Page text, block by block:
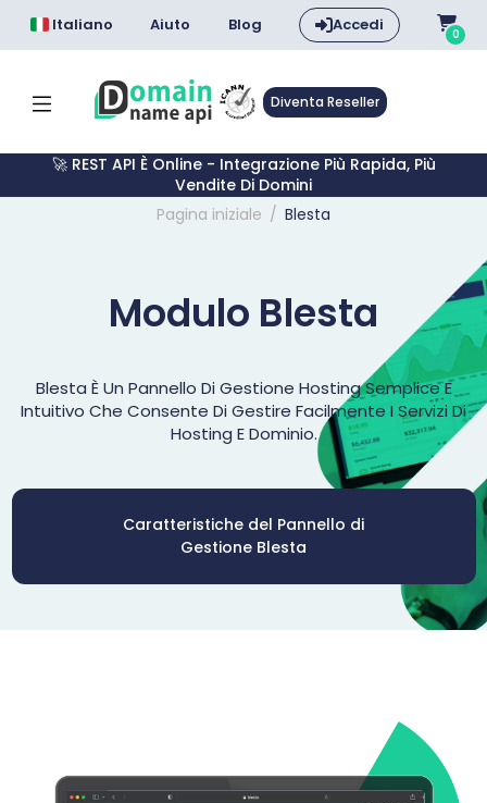
Italiano Aiuto Blog Accedi 0
Diventa Reseller
🚀 REST API È Online - Integrazione Più Rapida, Più
Vendite Di Domini
Pagina iniziale
Blesta
Modulo Blesta
Blesta È Un Pannello Di Gestione Hosting Semplice E
Intuitivo Che Consente Di Gestire Facilmente I Servizi Di
Hosting E Dominio.
Caratteristiche del Pannello di
Gestione Blesta